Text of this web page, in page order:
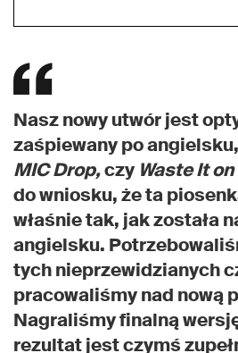
Nasz nowy utwór jest
zaśpiewany po
MIC Drop,czy Waste It
do wniosku, że ta
właśnie tak, jak została
angielsku.
tych nieprzewidzianych
pracowaliśmy nad nową
Nagraliśmy finalną
rezultat jest czymś